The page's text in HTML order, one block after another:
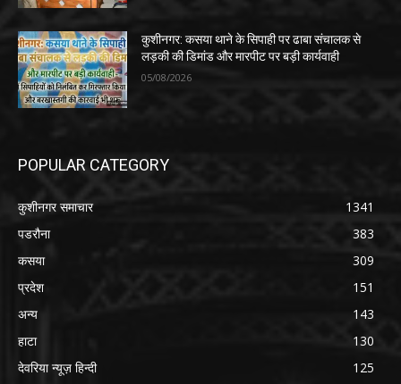
कुशीनगर: कसया थाने के सिपाही पर ढाबा संचालक से
लड़की की डिमांड और मारपीट पर बड़ी कार्यवाही
05/08/2026
POPULAR CATEGORY
कुशीनगर समाचार
1341
पडरौना
383
कसया
309
प्रदेश
151
अन्य
143
हाटा
130
देवरिया न्यूज़ हिन्दी
125